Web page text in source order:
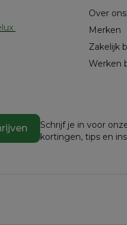
Over ons
Merken
Zakelijk
Werken
Schrijf je in voor
kortingen, tips en